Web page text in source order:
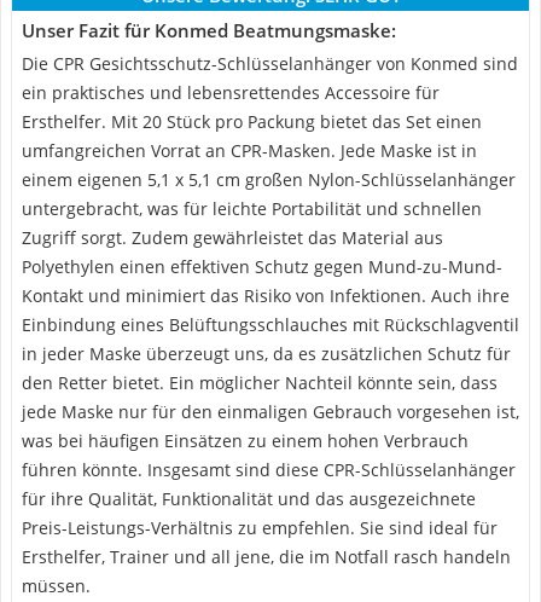
Unser Fazit für Konmed Beatmungsmaske:
Die CPR Gesichtsschutz-Schlüsselanhänger von Konmed sind
ein praktisches und lebensrettendes Accessoire für
Ersthelfer. Mit 20 Stück pro Packung bietet das Set einen
umfangreichen Vorrat an CPR-Masken. Jede Maske ist in
einem eigenen 5,1 x 5,1 cm großen Nylon-Schlüsselanhänger
untergebracht, was für leichte Portabilität und schnellen
Zugriff sorgt. Zudem gewährleistet das Material aus
Polyethylen einen effektiven Schutz gegen Mund-zu-Mund-
Kontakt und minimiert das Risiko von Infektionen. Auch ihre
Einbindung eines Belüftungsschlauches mit Rückschlagventil
in jeder Maske überzeugt uns, da es zusätzlichen Schutz für
den Retter bietet. Ein möglicher Nachteil könnte sein, dass
jede Maske nur für den einmaligen Gebrauch vorgesehen ist,
was bei häufigen Einsätzen zu einem hohen Verbrauch
führen könnte. Insgesamt sind diese CPR-Schlüsselanhänger
für ihre Qualität, Funktionalität und das ausgezeichnete
Preis-Leistungs-Verhältnis zu empfehlen. Sie sind ideal für
Ersthelfer, Trainer und all jene, die im Notfall rasch handeln
müssen.